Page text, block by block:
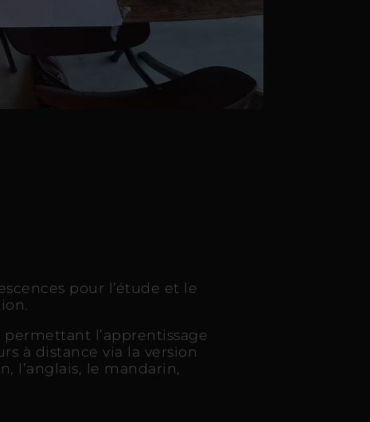
pour l’étude et le
l’apprentissage
à distance via la version
l’anglais, le mandarin,